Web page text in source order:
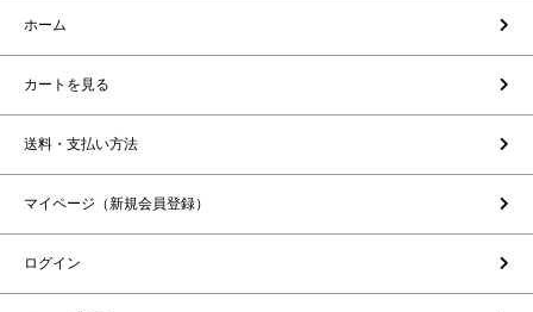
ホーム
カートを見る
送料・支払い方法
マイページ（新規会員登録）
ログイン